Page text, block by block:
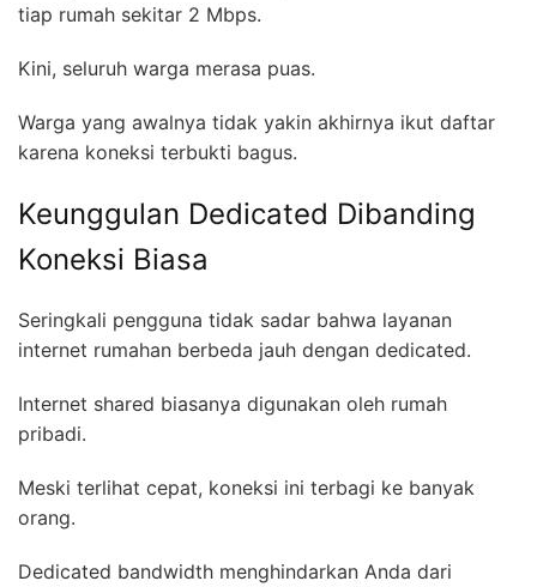
tiap rumah sekitar 2 Mbps.
Kini, seluruh warga merasa puas.
Warga yang awalnya tidak yakin akhirnya ikut daftar
karena koneksi terbukti bagus.
Keunggulan Dedicated Dibanding
Koneksi Biasa
Seringkali pengguna tidak sadar bahwa layanan
internet rumahan berbeda jauh dengan dedicated.
Internet shared biasanya digunakan oleh rumah
pribadi.
Meski terlihat cepat, koneksi ini terbagi ke banyak
orang.
Dedicated bandwidth menghindarkan Anda dari